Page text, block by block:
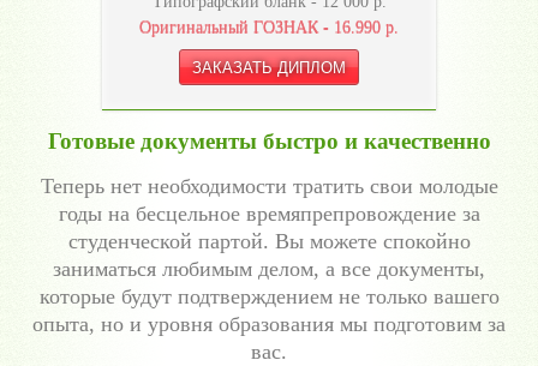
Оригинальный ГОЗНАК - 16.990 р.
Готовые документы быстро и качественно
Теперь нет необходимости тратить свои молодые
годы на бесцельное времяпрепровождение за
студенческой партой. Вы можете спокойно
заниматься любимым делом, а все документы,
которые будут подтверждением не только вашего
опыта, но и уровня образования мы подготовим за
вас.